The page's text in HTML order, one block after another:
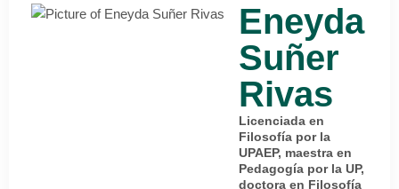
Eneyda
Suñer
Rivas
Licenciada en
Filosofía por la
UPAEP, maestra en
Pedagogía por la UP,
doctora en Filosofía